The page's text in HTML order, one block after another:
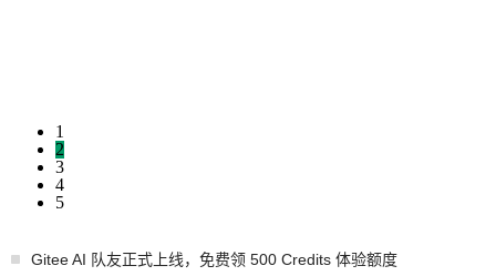
1
2
3
4
5
Gitee AI 队友正式上线，免费领 500 Credits 体验额度